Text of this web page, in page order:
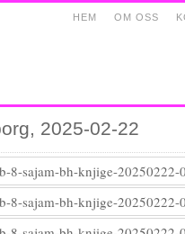
OM OSS
HEM
2025-02-22